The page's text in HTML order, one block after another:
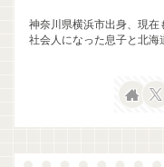
神奈川県横浜市出身、現在
社会人になった息子と北海